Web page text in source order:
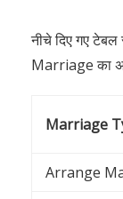
नीचे दिए गए
Marriage का
Marriage
Arrange